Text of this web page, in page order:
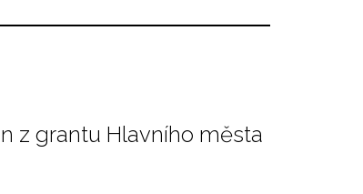
z grantu Hlavního města